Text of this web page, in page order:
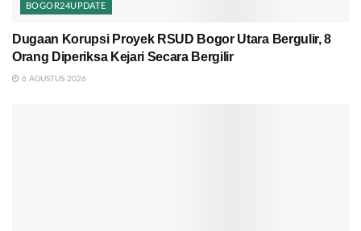
BOGOR24UPDATE
Dugaan Korupsi Proyek RSUD Bogor Utara Bergulir, 8
Orang Diperiksa Kejari Secara Bergilir
6 AGUSTUS 2026